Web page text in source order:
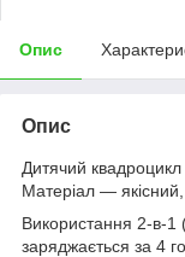
Опис
Опис
Дитячий квадроцикл
Матеріал —
Використання 2-в-1
заряджається за 4